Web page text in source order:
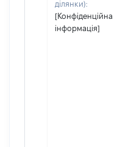
ділянки):
[Конфіденційна
інформація]